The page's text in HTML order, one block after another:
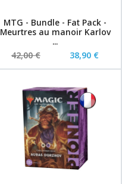
MTG - Bundle - Fat Pack -
Meurtres au manoir Karlov
...
42,00 €
38,90 €